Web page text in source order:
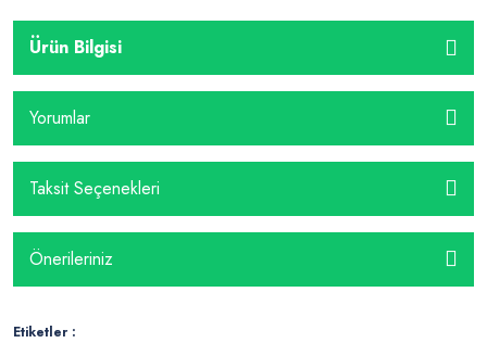
Ürün Bilgisi
Yorumlar
Taksit Seçenekleri
Önerileriniz
Etiketler :